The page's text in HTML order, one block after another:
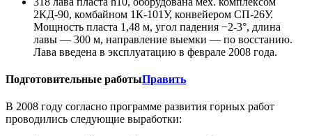
2КД-90, комбайном 1К-101У, конвейером СП-26У.
Мощность пласта 1,48 м, угол падения −2-3°, длина
лавы — 300 м, направление выемки — по восстанию.
Лава введена в эксплуатацию в феврале 2008 года.
Подготовительные работыПравить
В 2008 году согласно программе развития горных работ
проводились следующие выработки: